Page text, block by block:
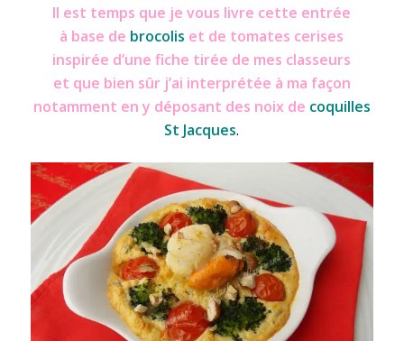
Il est temps que je vous livre cette entrée
à base de brocolis et de tomates cerises
inspirée d’une fiche tirée de mes classeurs
et que bien sûr j’ai interprétée à ma façon
notamment en y déposant des noix de coquilles
St Jacques.